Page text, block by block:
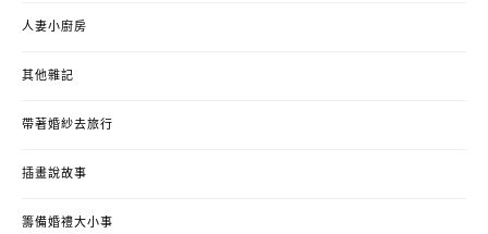
人妻小廚房
其他雜記
帶著婚紗去旅行
插畫說故事
籌備婚禮大小事